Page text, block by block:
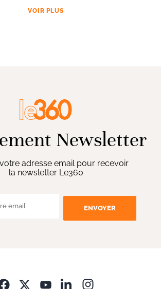
VOIR PLUS
Newsletter
adresse email pour recevoir
la newsletter Le360
ENVOYER